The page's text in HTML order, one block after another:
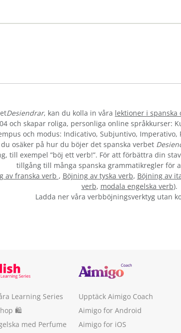
Desiendrar, kan du kolla in våra lektioner i spanska
och skapar roliga, personliga online språkkurser:
och modus: Indicativo, Subjuntivo,
osäker på hur du böjer det spanska verbet
till exempel ”böj ett verb!”. För att förbättra din
tillgång till många spanska grammatikregler för
av franska verb , Böjning av tyska verb, Böjning av
verb, modala engelska verb).
Ladda ner våra verbböjningsverktyg utan
Learning Series
🛍
med Perfume
Upptäck Aimigo Coach
Aimigo for Android
Aimigo for iOS